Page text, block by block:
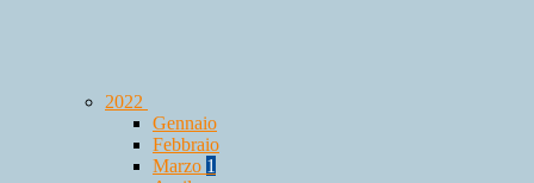
2022
Gennaio
Febbraio
Marzo 1